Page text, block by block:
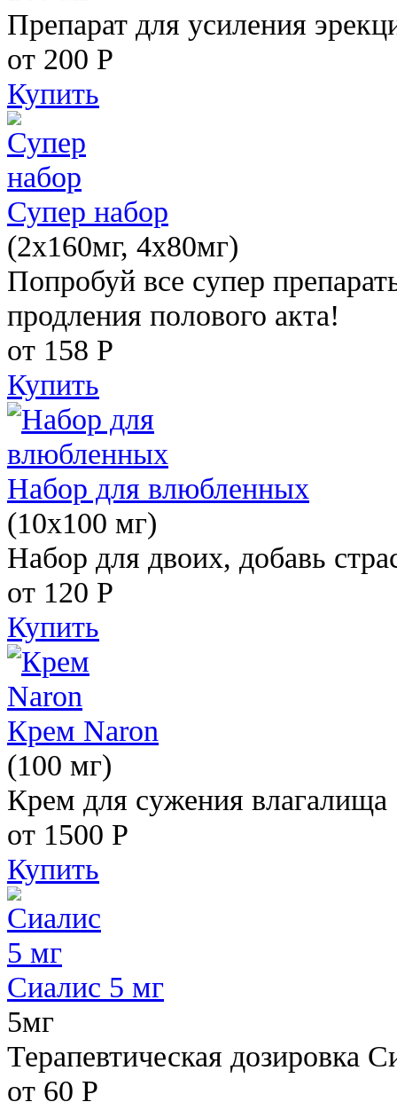
Препарат для усиления
от 200 Р
Купить
Супер набор
(2х160мг, 4х80мг)
Попробуй все супер
продления полового акта!
от 158 Р
Купить
Набор для влюбленных
(10х100 мг)
Набор для двоих, добавь
от 120 Р
Купить
Крем Naron
(100 мг)
Крем для сужения влагалища
от 1500 Р
Купить
Сиалис 5 мг
5мг
Терапевтическая дозировка
от 60 Р